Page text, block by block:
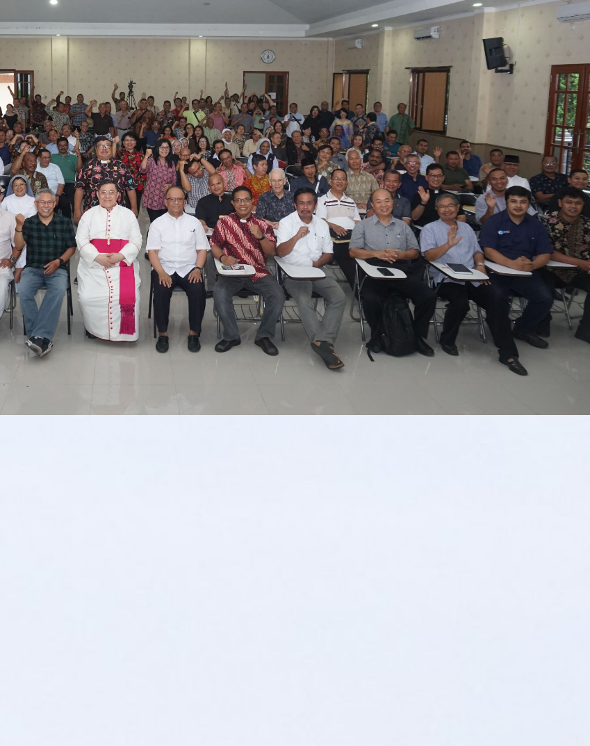
menegaskan bahwa Pedoman Pastoral Keuskupan Malang yang telah disusun dari tingkat lingkungan sejak tahun 2017 dan diberlakukan
tarekat dan unit karya di seluruh wilayah Keuskupan Malang. Hal itu disampaikan Monsinyur Pid dalam sesi Evaluasi Pedoman Pastoral
ke-48 pada Kamis 30 November 2023 di Aula Rumah Pembinaan Julie Bilyart – Lawang, Kabupaten Malang.
yang panjang sebelum menjadi sebuah buku yang berjudul Pedoman Pastoral Keuskupan Malang. Selama 3 tahun tepatnya sejak 2017,
segi kehidupan mereka agar pedoman pelayanan pastoral dapat disusun secara tepat guna sesuai dengan kebutuhan umat. Team
Musyawarah Pastoral Keuskupan Malang di Rumah Retret SVD, Ledug, pada 26 – 28 November 2018 yang lalu untuk menetapkan
Dan hasil kerja MusPas, diolah kembali dan dibahas dalam pertemuan Dewan Pastoral pada bulan Juli 2019 di Pusat Pastoral Keuskupan
buku yang disebut “Pedoman Pastoral Keuskupan Malang untuk periode 2020 – 2032.” Pedoman Pastoral Keuskupan Malang sebagai
O. Carm yaitu “Fideliter praedicare Evangelium Christi” (Dengan setia mewartakan Injil Kristus).